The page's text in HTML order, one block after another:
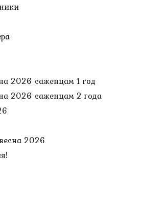
2026 саженцам 1 год
2026 саженцам 2 года
2026